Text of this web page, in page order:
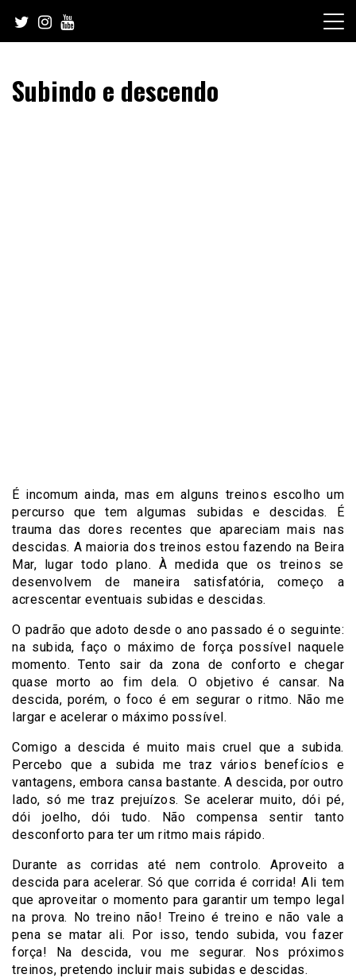
content
Subindo e descendo
É incomum ainda, mas em alguns treinos escolho um
percurso que tem algumas subidas e descidas. É
trauma das dores recentes que apareciam mais nas
descidas. A maioria dos treinos estou fazendo na Beira
Mar, lugar todo plano. À medida que os treinos se
desenvolvem de maneira satisfatória, começo a
acrescentar eventuais subidas e descidas.
O padrão que adoto desde o ano passado é o seguinte:
na subida, faço o máximo de força possível naquele
momento. Tento sair da zona de conforto e chegar
quase morto ao fim dela. O objetivo é cansar. Na
descida, porém, o foco é em segurar o ritmo. Não me
largar e acelerar o máximo possível.
Comigo a descida é muito mais cruel que a subida.
Percebo que a subida me traz vários benefícios e
vantagens, embora cansa bastante. A descida, por outro
lado, só me traz prejuízos. Se acelerar muito, dói pé,
dói joelho, dói tudo. Não compensa sentir tanto
desconforto para ter um ritmo mais rápido.
Durante as corridas até nem controlo. Aproveito a
descida para acelerar. Só que corrida é corrida! Ali tem
que aproveitar o momento para garantir um tempo legal
na prova. No treino não! Treino é treino e não vale a
pena se matar ali. Por isso, tendo subida, vou fazer
força! Na descida, vou me segurar. Nos próximos
treinos, pretendo incluir mais subidas e descidas.